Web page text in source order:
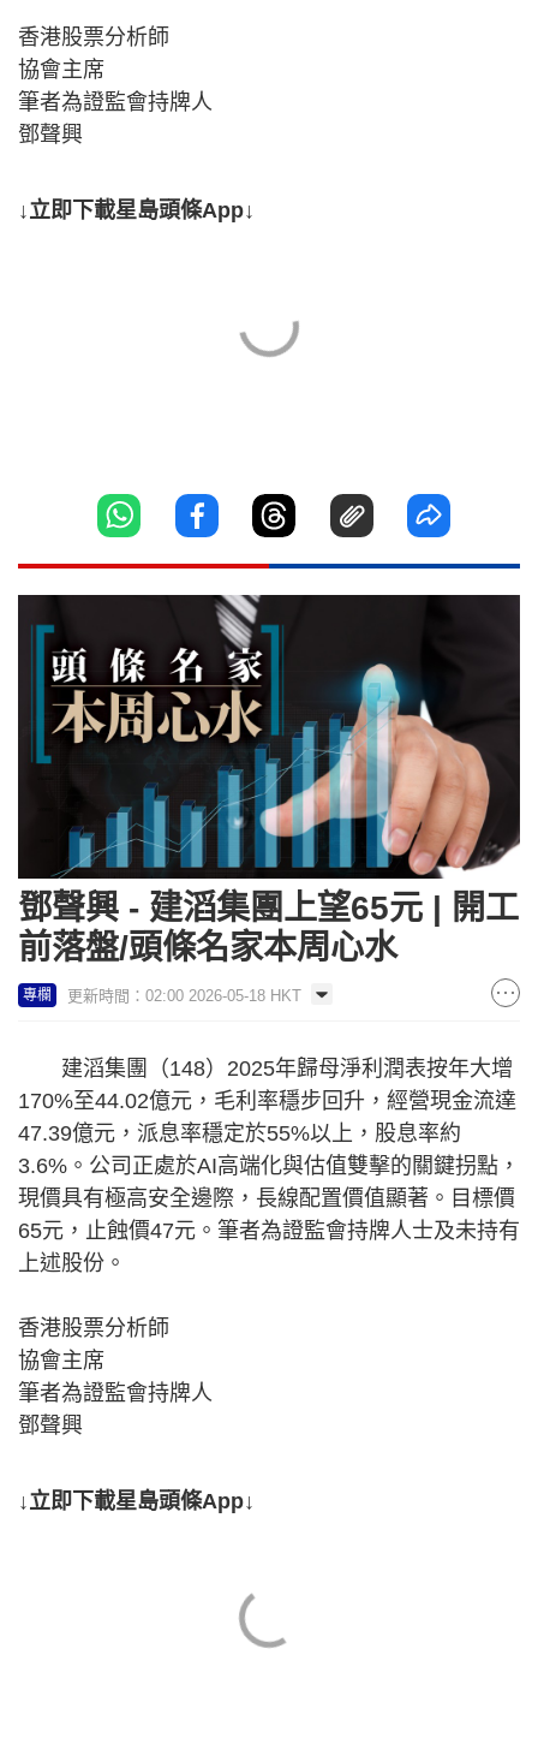
香港股票分析師
協會主席
筆者為證監會持牌人
鄧聲興
↓立即下載星島頭條App↓
鄧聲興 - 建滔集團上望65元 | 開工
前落盤/頭條名家本周心水
專欄 更新時間：02:00 2026-05-18 HKT
建滔集團（148）2025年歸母淨利潤表按年大增
170%至44.02億元，毛利率穩步回升，經營現金流達
47.39億元，派息率穩定於55%以上，股息率約
3.6%。公司正處於AI高端化與估值雙擊的關鍵拐點，
現價具有極高安全邊際，長線配置價值顯著。目標價
65元，止蝕價47元。筆者為證監會持牌人士及未持有
上述股份。
香港股票分析師
協會主席
筆者為證監會持牌人
鄧聲興
↓立即下載星島頭條App↓